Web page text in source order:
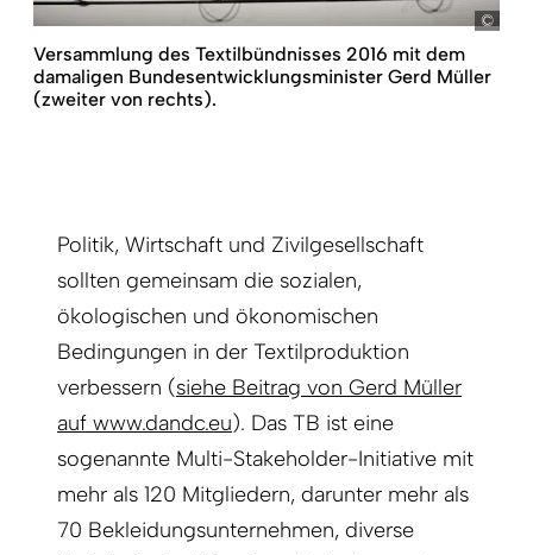
Versammlung des Textilbündnisses 2016 mit dem
damaligen Bundesentwicklungsminister Gerd Müller
(zweiter von rechts).
Politik, Wirtschaft und Zivilgesellschaft
sollten gemeinsam die sozialen,
ökologischen und ökonomischen
Bedingungen in der Textilproduktion
verbessern (siehe Beitrag von Gerd Müller
auf www.dandc.eu). Das TB ist eine
sogenannte Multi-Stakeholder-Initiative mit
mehr als 120 Mitgliedern, darunter mehr als
70 Bekleidungsunternehmen, diverse